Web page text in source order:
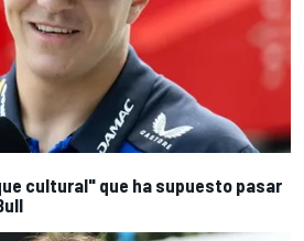
cultural" que ha supuesto pasar